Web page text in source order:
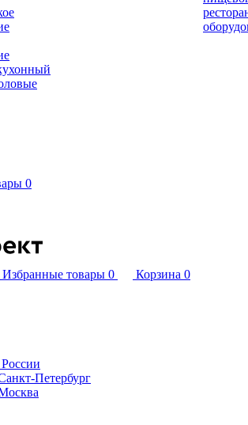
0
Избранные товары 0 Корзина 0
Петербург